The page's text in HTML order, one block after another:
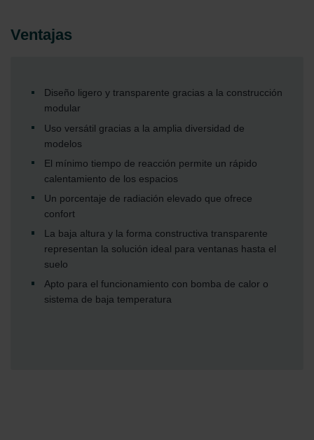
Ventajas
Diseño ligero y transparente gracias a la construcción
modular
Uso versátil gracias a la amplia diversidad de
modelos
El mínimo tiempo de reacción permite un rápido
calentamiento de los espacios
Un porcentaje de radiación elevado que ofrece
confort
La baja altura y la forma constructiva transparente
representan la solución ideal para ventanas hasta el
suelo
Apto para el funcionamiento con bomba de calor o
sistema de baja temperatura